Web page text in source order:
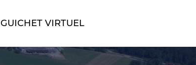
GUICHET VIRTUEL